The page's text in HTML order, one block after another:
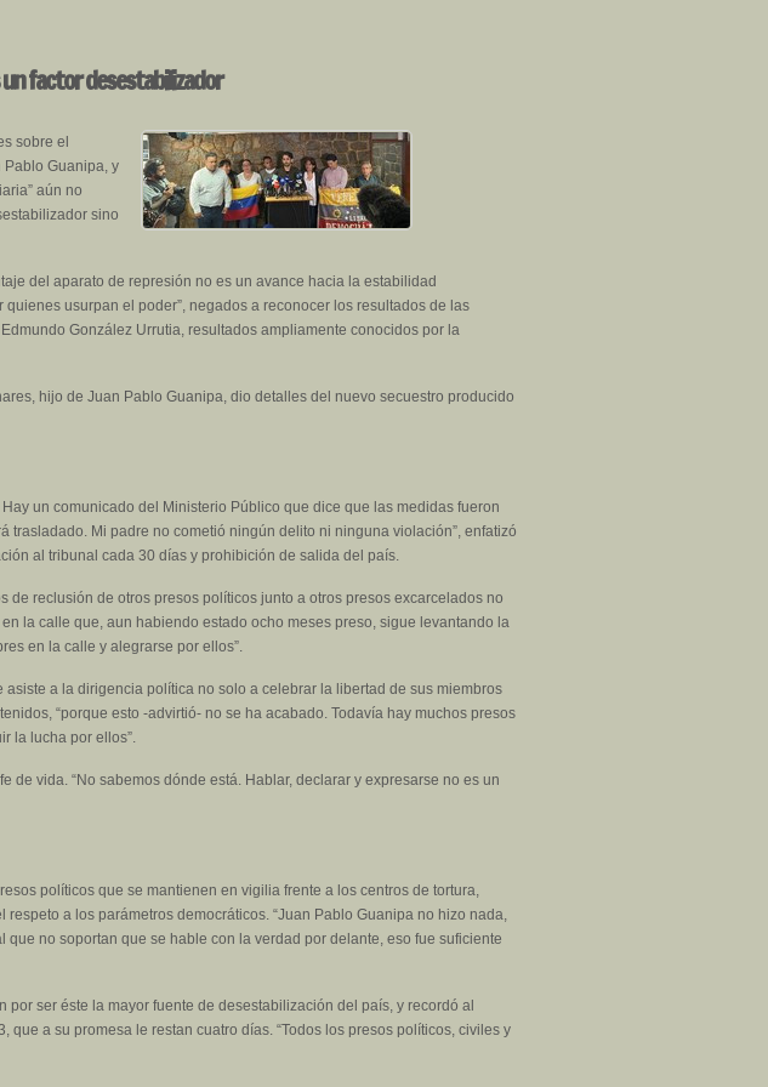
un factor desestabilizador
sobre el
Guanipa, y
aún no
sino
del aparato de represión no es un avance hacia la estabilidad
usurpan el poder”, negados a reconocer los resultados de las
González Urrutia, resultados ampliamente conocidos por la
hijo de Juan Pablo Guanipa, dio detalles del nuevo secuestro producido
un comunicado del Ministerio Público que dice que las medidas fueron
Mi padre no cometió ningún delito ni ninguna violación”, enfatizó
al tribunal cada 30 días y prohibición de salida del país.
reclusión de otros presos políticos junto a otros presos excarcelados no
la calle que, aun habiendo estado ocho meses preso, sigue levantando la
en la calle y alegrarse por ellos”.
a la dirigencia política no solo a celebrar la libertad de sus miembros
“porque esto -advirtió- no se ha acabado. Todavía hay muchos presos
la lucha por ellos”.
vida. “No sabemos dónde está. Hablar, declarar y expresarse no es un
políticos que se mantienen en vigilia frente a los centros de tortura,
a los parámetros democráticos. “Juan Pablo Guanipa no hizo nada,
no soportan que se hable con la verdad por delante, eso fue suficiente
ser éste la mayor fuente de desestabilización del país, y recordó al
a su promesa le restan cuatro días. “Todos los presos políticos, civiles y